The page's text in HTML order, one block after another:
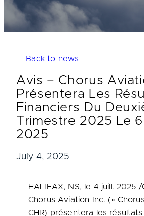
— Back to news
Avis – Chorus
Présentera Les
Financiers Du
Trimestre 2025 Le
2025
July 4, 2025
HALIFAX, NS, le 4 juill. 2025 /
Chorus Aviation Inc. («
CHR) présentera les